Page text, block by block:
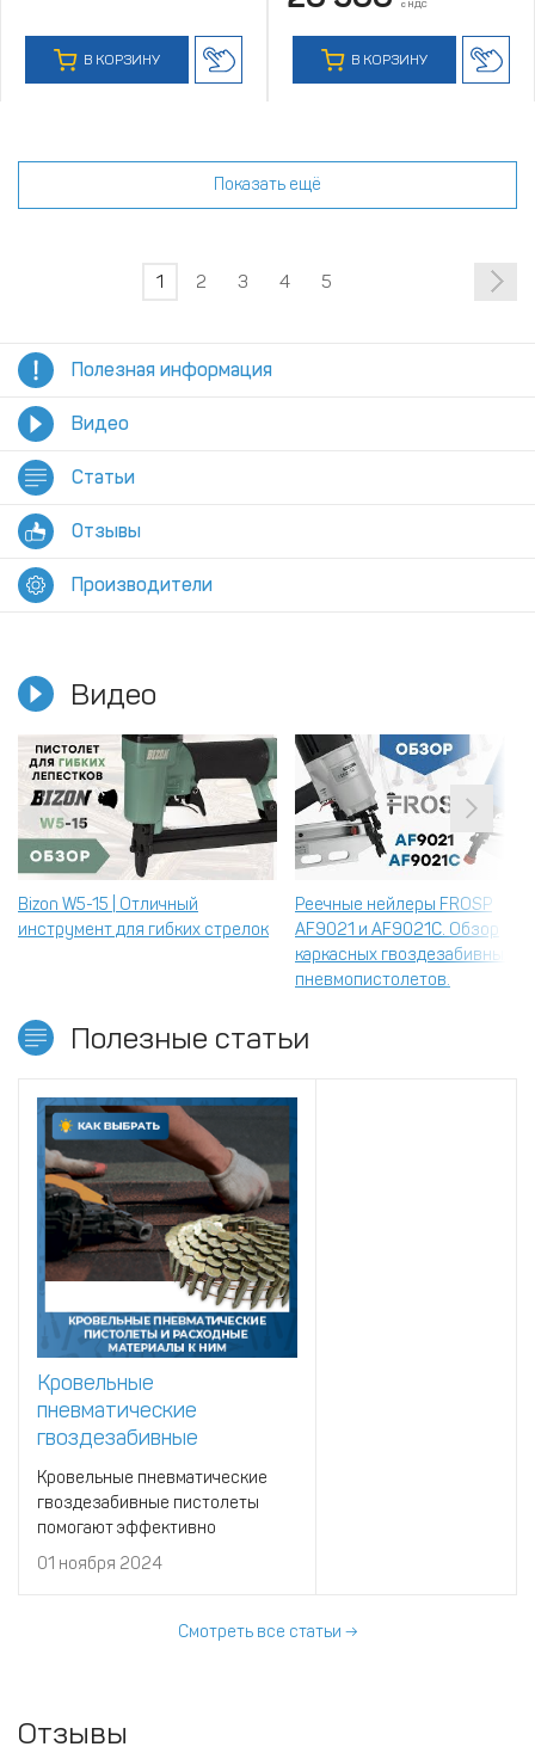
В КОРЗИНУ
с НДС
В КОРЗИНУ
Показать ещё
1 2 3 4 5
Полезная информация
Видео
Статьи
Отзывы
Производители
Видео
Bizon W5-15 | Отличный
инструмент для гибких стрелок
Реечные нейлеры FROSP
AF9021 и AF9021C. Обзор
каркасных гвоздезабивных
пневмопистолетов.
Полезные статьи
Кровельные
пневматические
гвоздезабивные
пистолеты и расходные
материалы к ним
Кровельные пневматические
гвоздезабивные пистолеты
помогают эффективно
выполнять работы по монтажу
кровли и другим строительным
01 ноября 2024
Смотреть все статьи →
Отзывы